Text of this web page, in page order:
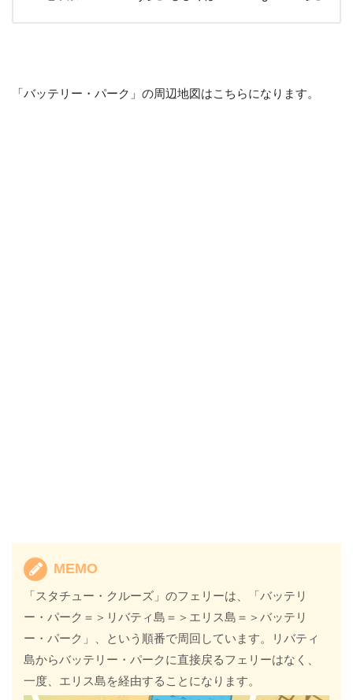
「バッテリー・パーク」の周辺地図はこちらになります。
MEMO
「スタチュー・クルーズ」のフェリーは、「バッテリ
ー・パーク＝＞リバティ島＝＞エリス島＝＞バッテリ
ー・パーク」、という順番で周回しています。リバティ
島からバッテリー・パークに直接戻るフェリーはなく、
一度、エリス島を経由することになります。